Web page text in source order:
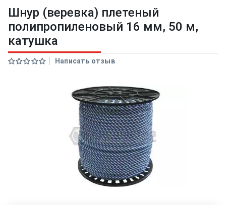
Шнур (веревка) плетеный
полипропиленовый 16 мм, 50 м,
катушка
Написать отзыв